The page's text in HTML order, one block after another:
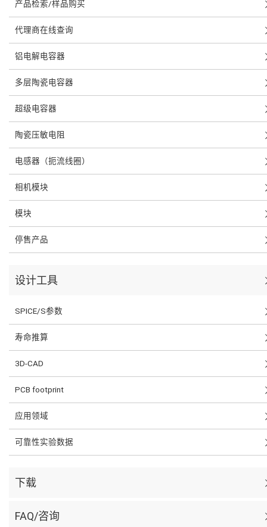
产品检索/样品购买
代理商在线查询
铝电解电容器
多层陶瓷电容器
超级电容器
陶瓷压敏电阻
电感器（扼流线圈）
相机模块
模块
停售产品
设计工具
SPICE/S参数
寿命推算
3D-CAD
PCB footprint
应用领域
可靠性实验数据
下载
FAQ/咨询